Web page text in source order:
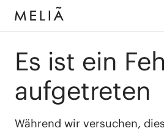
Es ist ein
aufgetreten
Während wir versuchen,